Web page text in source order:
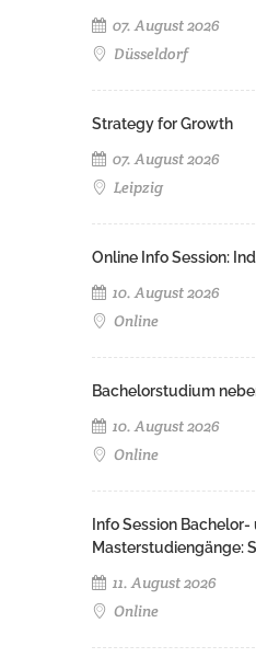
07. August 2026
Düsseldorf
Strategy for Growth
07. August 2026
Leipzig
Online Info Session:
10. August 2026
Online
Bachelorstudium
10. August 2026
Online
Info Session Bachelor-
Masterstudiengänge:
11. August 2026
Online